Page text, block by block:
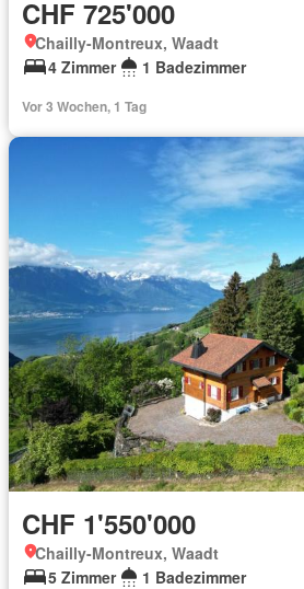
CHF 725'000
Chailly-Montreux, Waadt
4 Zimmer
1 Badezimmer
Vor 3 Wochen, 1 Tag
CHF 1'550'000
Chailly-Montreux, Waadt
5 Zimmer
1 Badezimmer